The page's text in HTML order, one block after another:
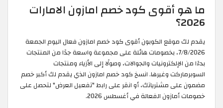
ما هو أقوى كود خصم امازون الامارات
2026؟
يقدم لك موقع الكوبون أقوى كود خصم امازون فعال اليوم الجمعة
7/8/2026، بخصومات هائلة على مجموعة واسعة جدًا من المنتجات
بدءًا من الإلكترونيات والجوالات، وصولًا إلى الأزياء ومنتجات
السوبرماركت وغيرها. انسخ كود خصم امازون الذي يقدم لك أكبر خصم
مضمون على مشترياتك، أو انقر على رابط "تفعيل العرض" لتحصل على
خصومات أمازون الفعالة في أغسطس 2026.